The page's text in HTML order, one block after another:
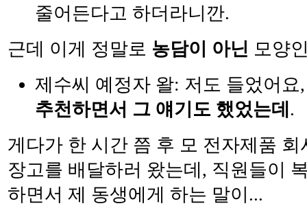
줄어든다고 하더라니깐.
근데 이게 정말로 농담이 아닌 모양
제수씨 예정자 왈: 저도 들었어
추천하면서 그 얘기도 했었는데 .
게다가 한 시간 쯤 후 모 전자제품
장고를 배달하러 왔는데, 직원들이
하면서 제 동생에게 하는 말이...